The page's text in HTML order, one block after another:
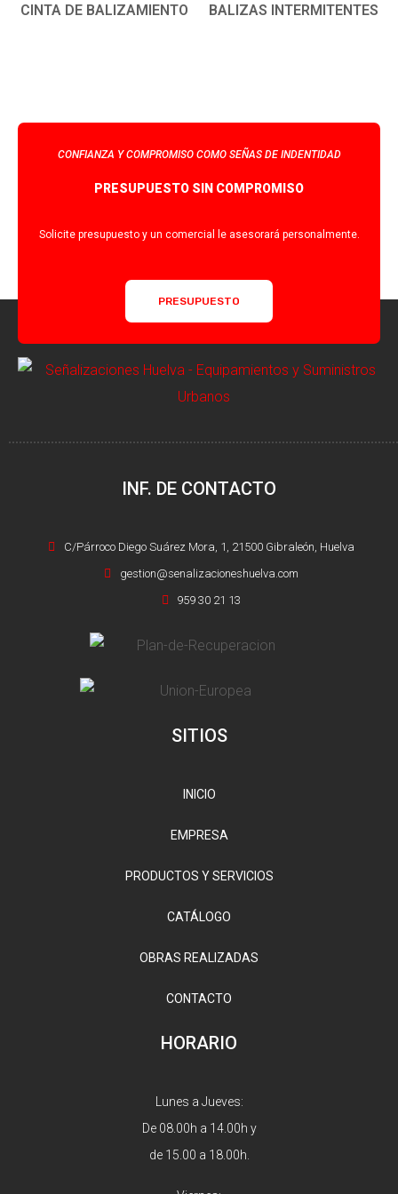
CINTA DE BALIZAMIENTO
BALIZAS INTERMITENTES
CONFIANZA Y COMPROMISO COMO SEÑAS DE INDENTIDAD
PRESUPUESTO SIN COMPROMISO
Solicite presupuesto y un comercial le asesorará personalmente.
PRESUPUESTO
INF. DE CONTACTO
C/Párroco Diego Suárez Mora, 1, 21500 Gibraleón, Huelva
gestion@senalizacioneshuelva.com
959 30 21 13
SITIOS
INICIO
EMPRESA
PRODUCTOS Y SERVICIOS
CATÁLOGO
OBRAS REALIZADAS
CONTACTO
HORARIO
Lunes a Jueves:
De 08.00h a 14.00h y
de 15.00 a 18.00h.